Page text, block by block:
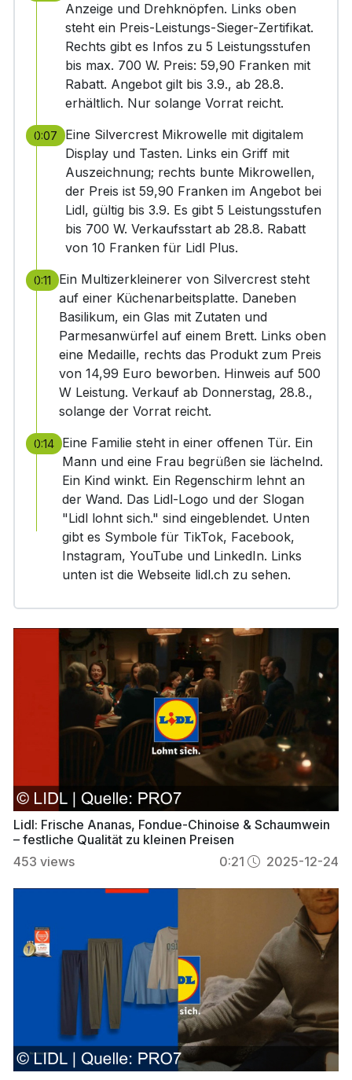
Anzeige und Drehknöpfen. Links oben
steht ein Preis-Leistungs-Sieger-Zertifikat.
Rechts gibt es Infos zu 5 Leistungsstufen
bis max. 700 W. Preis: 59,90 Franken mit
Rabatt. Angebot gilt bis 3.9., ab 28.8.
erhältlich. Nur solange Vorrat reicht.
0:07
Eine Silvercrest Mikrowelle mit digitalem
Display und Tasten. Links ein Griff mit
Auszeichnung; rechts bunte Mikrowellen,
der Preis ist 59,90 Franken im Angebot bei
Lidl, gültig bis 3.9. Es gibt 5 Leistungsstufen
bis 700 W. Verkaufsstart ab 28.8. Rabatt
von 10 Franken für Lidl Plus.
0:11
Ein Multizerkleinerer von Silvercrest steht
auf einer Küchenarbeitsplatte. Daneben
Basilikum, ein Glas mit Zutaten und
Parmesanwürfel auf einem Brett. Links oben
eine Medaille, rechts das Produkt zum Preis
von 14,99 Euro beworben. Hinweis auf 500
W Leistung. Verkauf ab Donnerstag, 28.8.,
solange der Vorrat reicht.
0:14 Eine Familie steht in einer offenen Tür. Ein
Mann und eine Frau begrüßen sie lächelnd.
Ein Kind winkt. Ein Regenschirm lehnt an
der Wand. Das Lidl-Logo und der Slogan
"Lidl lohnt sich." sind eingeblendet. Unten
gibt es Symbole für TikTok, Facebook,
Instagram, YouTube und LinkedIn. Links
unten ist die Webseite lidl.ch zu sehen.
Lidl: Frische Ananas, Fondue-Chinoise & Schaumwein
– festliche Qualität zu kleinen Preisen
453 views 0:21 2025-12-24